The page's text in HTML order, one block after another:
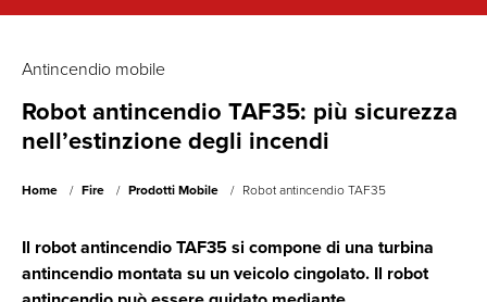
Robot antincendio TAF35: più sicurezza
nell’estinzione degli incendi
Antincendio mobile
Home Fire Prodotti Mobile Robot antincendio TAF35
Il robot antincendio TAF35 si compone di una turbina
antincendio montata su un veicolo cingolato. Il robot